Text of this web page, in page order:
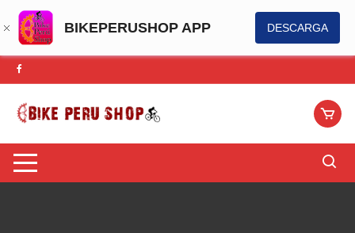
BIKEPERUSHOP APP DESCARGA
Saltar
al
contenido